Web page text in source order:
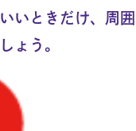
いときだけ、周
ょう。